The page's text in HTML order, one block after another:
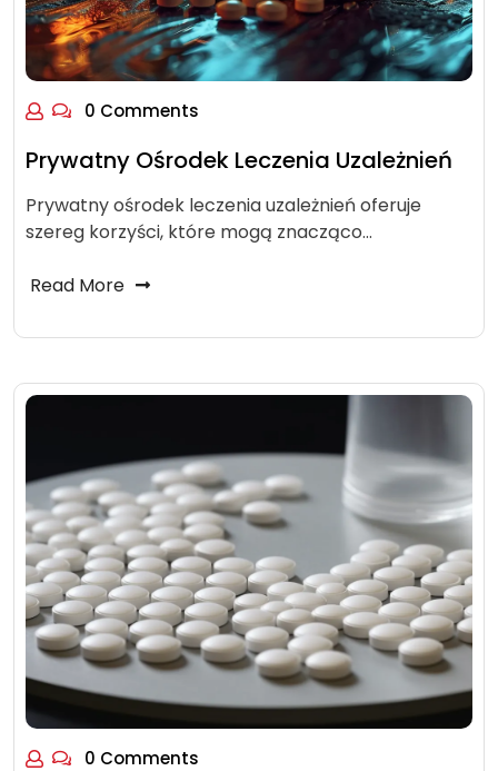
0 Comments
Prywatny Ośrodek Leczenia Uzależnień
Prywatny ośrodek leczenia uzależnień oferuje
szereg korzyści, które mogą znacząco…
Read More
0 Comments